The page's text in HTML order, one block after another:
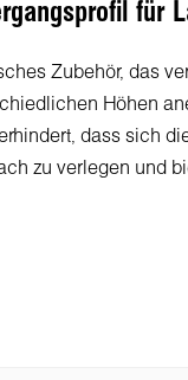
für
Zubehör, das
Höhen
, dass sich
zu verlegen und